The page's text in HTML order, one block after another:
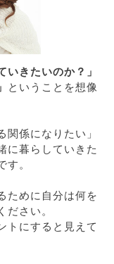
いきたいのか？」
ということを想像
係になりたい」
に暮らしていきた
す。
ために自分は何を
ださい。
トにすると見えて